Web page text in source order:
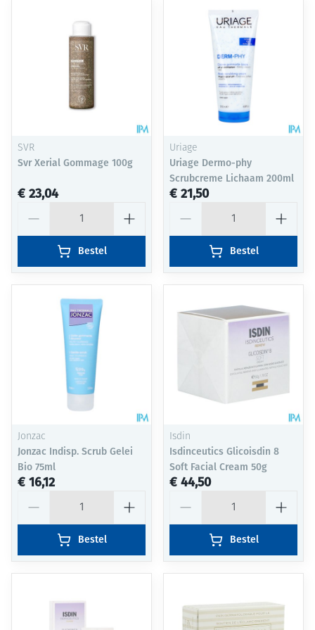
SVR
Svr Xerial Gommage 100g
€ 23,04
Bestel
Uriage
Uriage Dermo-phy
Scrubcreme Lichaam 200ml
€ 21,50
Bestel
Jonzac
Jonzac Indisp. Scrub Gelei
Bio 75ml
€ 16,12
Bestel
Isdin
Isdinceutics Glicoisdin 8
Soft Facial Cream 50g
€ 44,50
Bestel